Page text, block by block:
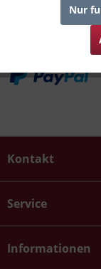
Kunden haben
Kontakt
Service
Informationen
Nur